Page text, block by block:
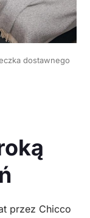
dostawnego
przez Chicco